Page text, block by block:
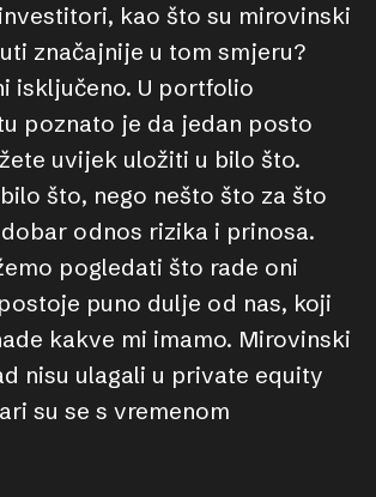
kao što su mirovinski
značajnije u tom smjeru?
isključeno. U portfolio
poznato je da jedan posto
uvijek uložiti u bilo što.
što, nego nešto što za što
odnos rizika i prinosa.
pogledati što rade oni
puno dulje od nas, koji
kakve mi imamo. Mirovinski
nisu ulagali u private equity
su se s vremenom